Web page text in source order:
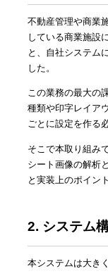
不動産管理や商業
している商業施設
と、自社システム
した。
この業務の最大の
種類や印字レイア
ごとに設定を作る
そこで本取り組み
シート画像の解析
と実装上のポイン
2. システム
本システムは大き